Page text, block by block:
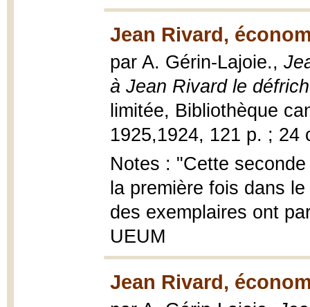
Jean Rivard,
par A. Gérin-Lajoie.,
à Jean Rivard le
limitée, Bibliothèque
1925,1924, 121 p. ; 24
Notes : "Cette
la première fois dans
des exemplaires ont
UEUM
Jean Rivard,